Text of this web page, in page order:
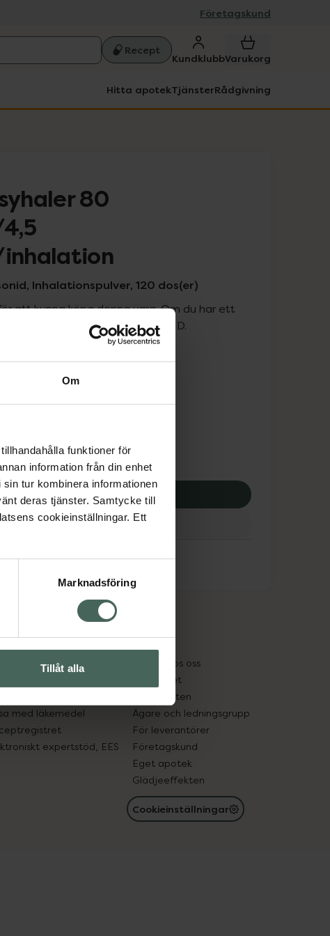
Om
funktioner för
information från din enhet
tur kombinera informationen
deras tjänster. Samtycke till
cookieinställningar. Ett
Marknadsföring
Tillåt alla
Företagskund
Recept
KundklubbVarukorg
Hitta apotekTjänsterRådgivning
80
Inhalationspulver, 120 dos(er)
att kunna köpa denna vara. Om du har ett
att logga in med ditt bank-ID.
Pris med recept
gäller
I apotek: 380,02 kr
Köp via ditt recept
med läkemedel
expertstöd, EES
Jobba hos oss
Hållbarhet
Samarbeten
Ägare och ledningsgrupp
För leverantörer
Företagskund
Eget apotek
Glädjeeffekten
Cookieinställningar